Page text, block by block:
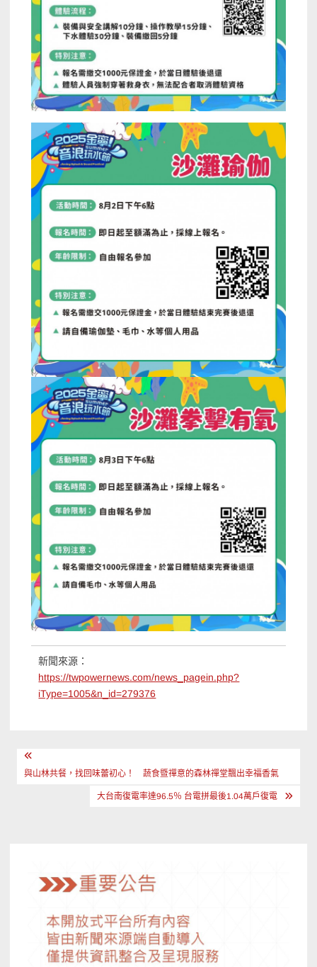
新聞來源：
https://twpowernews.com/news_pagein.php?
iType=1005&n_id=279376
文
章
與山林共餐，找回味蕾初心！ 蔬食暨禪意的森林禪堂飄出幸福香氣
大台南復電率達96.5％ 台電拼最後1.04萬戶復電